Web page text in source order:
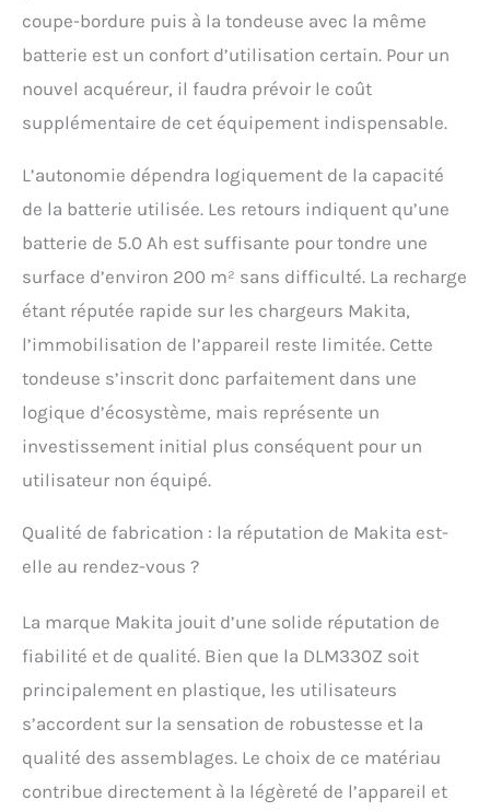
coupe-bordure puis à la tondeuse avec la même
batterie est un confort d’utilisation certain. Pour un
nouvel acquéreur, il faudra prévoir le coût
supplémentaire de cet équipement indispensable.
L’autonomie dépendra logiquement de la capacité
de la batterie utilisée. Les retours indiquent qu’une
batterie de 5.0 Ah est suffisante pour tondre une
surface d’environ 200 m² sans difficulté. La recharge
étant réputée rapide sur les chargeurs Makita,
l’immobilisation de l’appareil reste limitée. Cette
tondeuse s’inscrit donc parfaitement dans une
logique d’écosystème, mais représente un
investissement initial plus conséquent pour un
utilisateur non équipé.
Qualité de fabrication : la réputation de Makita est-
elle au rendez-vous ?
La marque Makita jouit d’une solide réputation de
fiabilité et de qualité. Bien que la DLM330Z soit
principalement en plastique, les utilisateurs
s’accordent sur la sensation de robustesse et la
qualité des assemblages. Le choix de ce matériau
contribue directement à la légèreté de l’appareil et